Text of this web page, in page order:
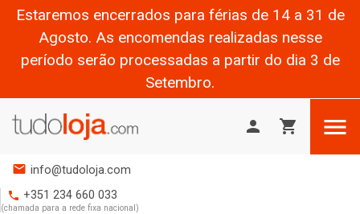
Estaremos encerrados para férias de 14 a 31 de
Agosto. As encomendas realizadas nesse
período serão processadas a partir do dia 3 de
Setembro.
person shopping_cart 
mail info@tudoloja.com
phone +351 234 660 033
(chamada para a rede fixa nacional)